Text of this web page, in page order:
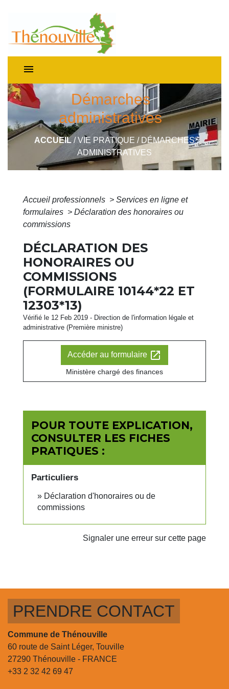
menu
Démarches
administratives
ACCUEIL/VIE PRATIQUE / DÉMARCHES
ADMINISTRATIVES
Accueil professionnels > Services en ligne et
formulaires > Déclaration des honoraires ou
commissions
DÉCLARATION DES
HONORAIRES OU
COMMISSIONS
(FORMULAIRE 10144*22 ET
12303*13)
Vérifié le 12 Feb 2019 - Direction de l'information légale et
administrative (Première ministre)
Accéder au formulaire open_in_new
Ministère chargé des finances
POUR TOUTE EXPLICATION,
CONSULTER LES FICHES
PRATIQUES :
Particuliers
Déclaration d'honoraires ou de
commissions
Signaler une erreur sur cette page
PRENDRE CONTACT
Commune de Thénouville
60 route de Saint Léger, Touville
27290 Thénouville - FRANCE
+33 2 32 42 69 47